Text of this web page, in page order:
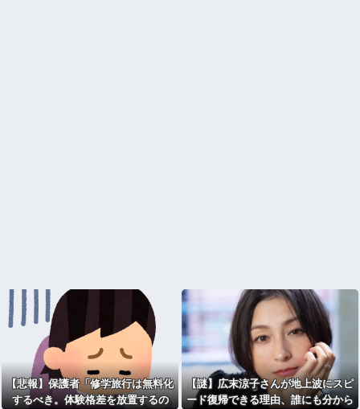
【悲報】保護者「修学旅行は無料化
するべき。体験格差を放置するの
【謎】広末涼子さんが地上波にスピ
ード復帰できる理由、誰にも分から